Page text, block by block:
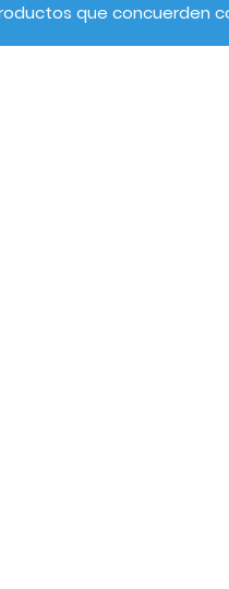
que concuerden